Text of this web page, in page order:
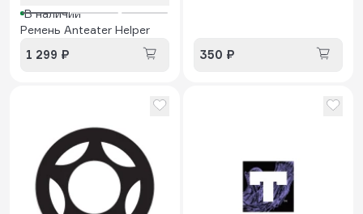
В наличии
Ремень Anteater Helper
1 299 ₽
350 ₽